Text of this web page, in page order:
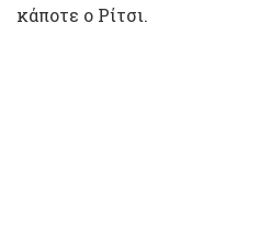
κάποτε ο Ρίτσι.